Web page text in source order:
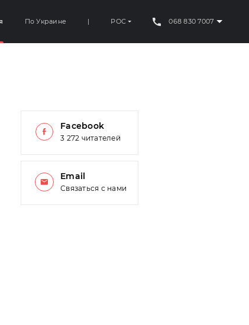
По Украине | РОС 068 830 7007
Facebook
3 272 читателей
Email
Связаться с нами